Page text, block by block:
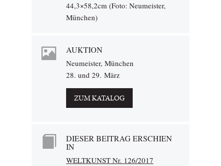
44,3×58,2cm (Foto: Neumeister,
München)
AUKTION
Neumeister, München
28. und 29. März
ZUM KATALOG
DIESER BEITRAG ERSCHIEN
IN
WELTKUNST Nr. 126/2017